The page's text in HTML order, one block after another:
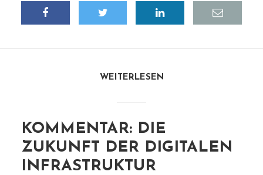
WEITERLESEN
KOMMENTAR: DIE
ZUKUNFT DER DIGITALEN
INFRASTRUKTUR